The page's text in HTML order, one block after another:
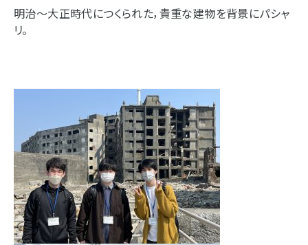
明治～大正時代につくられた，貴重な建物を背景にパシャ
リ。